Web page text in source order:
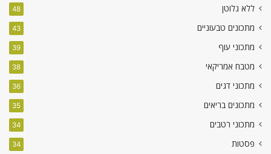
ללא גלוטן 48
מתכונים טבעוניים 43
מתכוני עוף 39
מטבח אמריקאי 38
מתכוני דגים 36
מתכונים בריאים 35
מתכוני רטבים 34
פסטות 34